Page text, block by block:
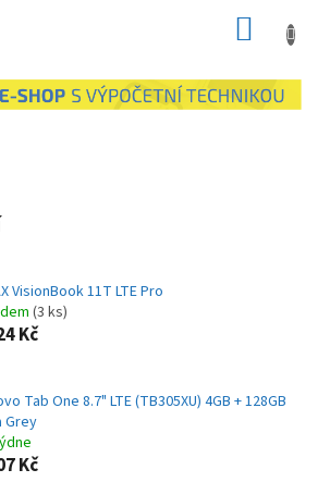
VisionBook 11T LTE Pro
(3 ks)
Kč
Tab One 8.7" LTE (TB305XU) 4GB + 128GB
Grey
Kč